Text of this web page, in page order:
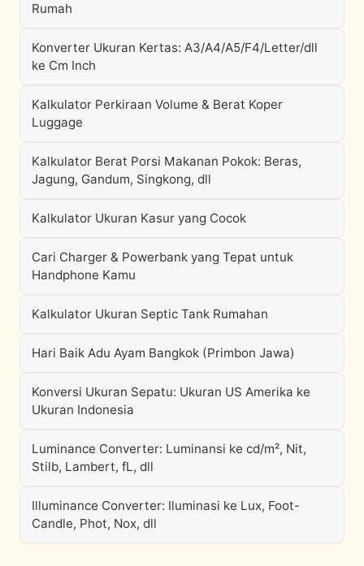
Rumah
Konverter Ukuran Kertas: A3/A4/A5/F4/Letter/dll
ke Cm Inch
Kalkulator Perkiraan Volume & Berat Koper
Luggage
Kalkulator Berat Porsi Makanan Pokok: Beras,
Jagung, Gandum, Singkong, dll
Kalkulator Ukuran Kasur yang Cocok
Cari Charger & Powerbank yang Tepat untuk
Handphone Kamu
Kalkulator Ukuran Septic Tank Rumahan
Hari Baik Adu Ayam Bangkok (Primbon Jawa)
Konversi Ukuran Sepatu: Ukuran US Amerika ke
Ukuran Indonesia
Luminance Converter: Luminansi ke cd/m², Nit,
Stilb, Lambert, fL, dll
Illuminance Converter: Iluminasi ke Lux, Foot-
Candle, Phot, Nox, dll